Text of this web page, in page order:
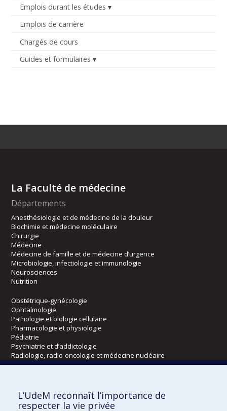
Emplois durant les études
Emplois de carrière
Chargés de cours
Guides et formulaires
La Faculté de médecine
Départements
Anesthésiologie et de médecine de la douleur
Biochimie et médecine moléculaire
Chirurgie
Médecine
Médecine de famille et de médecine d’urgence
Microbiologie, infectiologie et immunologie
Neurosciences
Nutrition
Obstétrique-gynécologie
Ophtalmologie
Pathologie et biologie cellulaire
Pharmacologie et physiologie
Pédiatrie
Psychiatrie et d’addictologie
Radiologie, radio-oncologie et médecine nucléaire
Écoles
Kinésiologie et des sciences de l’activité physique
L’UdeM reconnaît l’importance de
respecter la vie privée